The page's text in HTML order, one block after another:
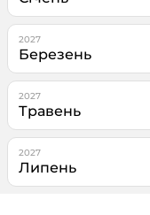
2027
Березень
2027
Травень
2027
Липень